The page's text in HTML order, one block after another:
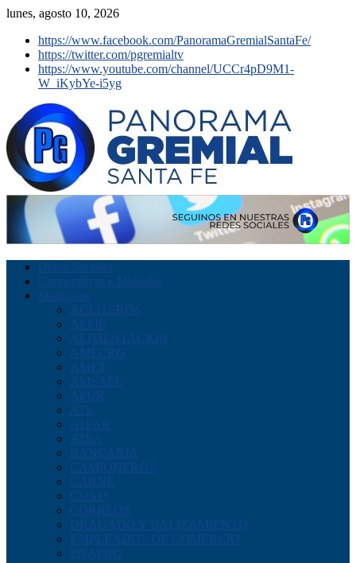
lunes, agosto 10, 2026
https://www.facebook.com/PanoramaGremialSantaFe/
https://twitter.com/pgremialtv
https://www.youtube.com/channel/UCCr4pD9M1-
W_iKybYe-i5yg
Obras Sociales
Cooperativas y Mutuales
Sindicatos
ACEITEROS
AEFIP
ALIMENTACION
AMECRO
AMET
AMSAFE
APUR
ATE
ATFAR
ATSA
BANCARIA
CAMIONEROS
CARNE
COAD
CORREOS
DRAGADO Y BALIZAMIENTO
EMPLEADOS DE COMERCIO
ENAPRO